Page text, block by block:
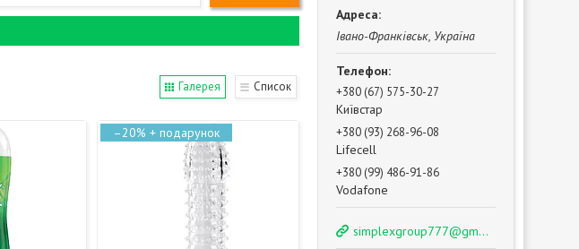
Галерея Список
–20%
Івано-Франківськ, Україна
+380 (67) 575-30-27
Київстар
+380 (93) 268-96-08
Lifecell
+380 (99) 486-91-86
Vodafone
simplexgroup777@gmail.com